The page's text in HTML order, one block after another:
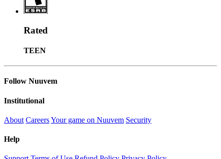
Rated
TEEN
Follow Nuuvem
Institutional
About CareersYour game on Nuuvem Security
Help